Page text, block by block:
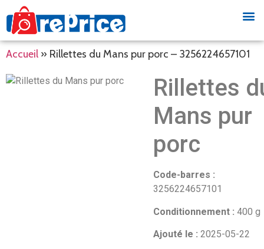
Accueil » Rillettes du Mans pur porc – 3256224657101
Rillettes
Mans pur
porc
Code-barres :
3256224657101
Conditionnement : 400 g
Ajouté le : 2025-05-22